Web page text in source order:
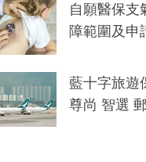
自願醫保支
障範圍及申
藍十字旅遊
尊尚 智選